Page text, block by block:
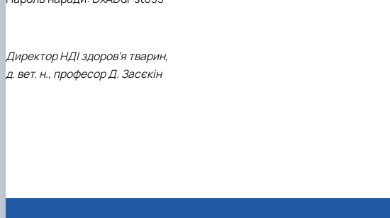
Директор НДІ здоров’я тварин,
д. вет. н., професор Д. Засєкін